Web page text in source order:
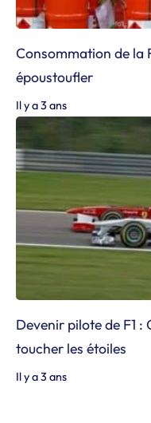
Consommation de la
époustoufler
Il y a 3 ans
Devenir pilote de F1
toucher les étoiles
Il y a 3 ans